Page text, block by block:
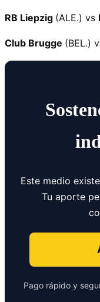
RB Liepzig (ALE.) vs
Club Brugge (BEL.)
Este medio
Tu aporte
Pago rápido y